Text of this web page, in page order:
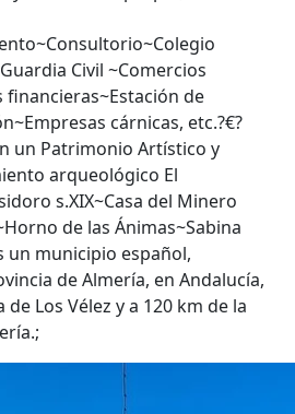
Civil ~Comercios
de
cárnicas, etc.?€?
un Patrimonio Artístico y
arqueológico El
s.XIX~Casa del Minero
de las Ánimas~Sabina
un municipio español,
de Almería, en Andalucía,
Los Vélez y a 120 km de la